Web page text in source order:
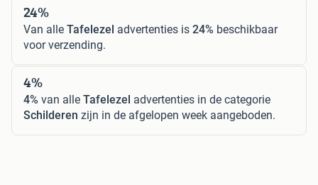
24%
Van alle Tafelezel advertenties is 24% beschikbaar
voor verzending.
4%
4% van alle Tafelezel advertenties in de categorie
Schilderen zijn in de afgelopen week aangeboden.